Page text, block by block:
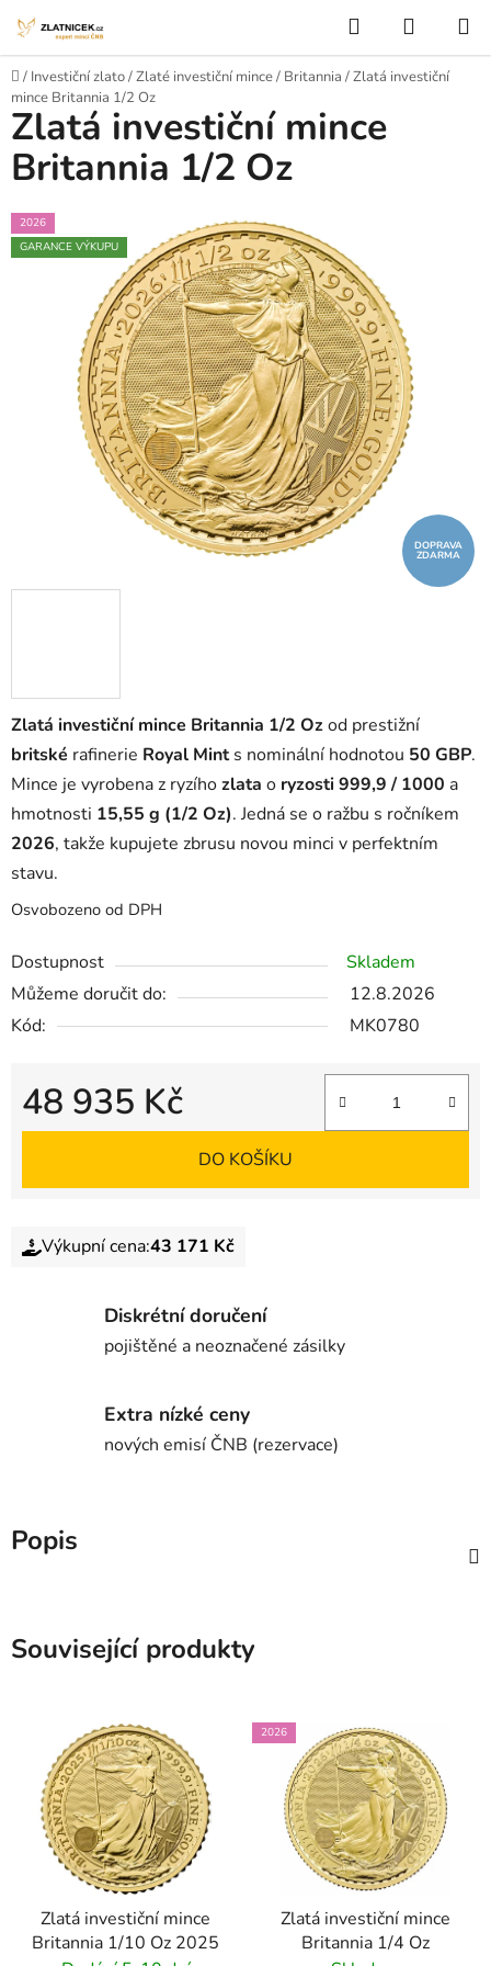
Hledat
Domů
/ Investiční zlato/Zlaté investiční mince/ Britannia /Zlatá investiční
mince Britannia 1/2 Oz
Zlatá investiční mince Britannia 1/2 Ozod prestižní
britské rafinerie Royal Mints nominální hodnotou 50 GBP.
Mince je vyrobena z ryzíhozlata o ryzosti 999,9 / 1000 a
hmotnosti 15,55 g (1/2 Oz). Jedná se o ražbu s ročníkem
2026, takže kupujete zbrusu novou minci v perfektním
stavu.
Osvobozeno od DPH
Dostupnost
Skladem
Můžeme doručit do:
12.8.2026
Kód:
MK0780
48 935 Kč
DO KOŠÍKU
Výkupní cena:43 171 Kč
Zlatá investiční mince
Britannia 1/2 Oz
2026
GARANCE VÝKUPU
DOPRAVA
ZDARMA
Diskrétní doručení
pojištěné a neoznačené zásilky
Extra nízké ceny
nových emisí ČNB (rezervace)
Popis
Související produkty
Zlatá investiční mince
Britannia 1/10 Oz 2025
2026
Zlatá investiční mince
Britannia 1/4 Oz